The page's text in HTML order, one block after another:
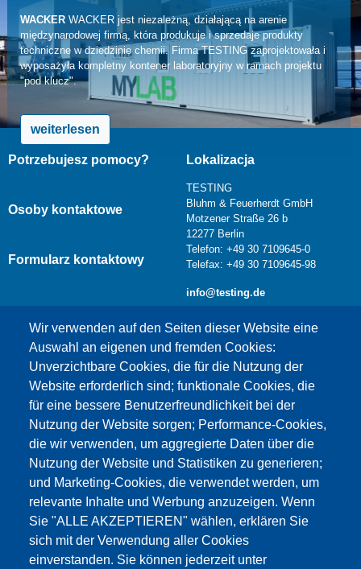
WACKERWACKER jest niezależną, działającą na arenie
międzynarodowej firmą, która produkuje i sprzedaje produkty
techniczne w dziedzinie chemii. Firma TESTING zaprojektowała i
wyposażyła kompletny kontener laboratoryjny w ramach projektu
"pod klucz".
weiterlesen
Wir verwenden auf den Seiten dieser Website eine
Auswahl an eigenen und fremden Cookies:
Unverzichtbare Cookies, die für die Nutzung der
Website erforderlich sind; funktionale Cookies, die
für eine bessere Benutzerfreundlichkeit bei der
Nutzung der Website sorgen; Performance-Cookies,
die wir verwenden, um aggregierte Daten über die
Nutzung der Website und Statistiken zu generieren;
und Marketing-Cookies, die verwendet werden, um
relevante Inhalte und Werbung anzuzeigen. Wenn
Sie "ALLE AKZEPTIEREN" wählen, erklären Sie
sich mit der Verwendung aller Cookies
einverstanden. Sie können jederzeit unter
Potrzebujesz pomocy?
Osoby kontaktowe
Formularz kontaktowy
Lokalizacja
TESTING
Bluhm & Feuerherdt GmbH
Motzener Straße 26 b
12277 Berlin
Telefon: +49 30 7109645-0
Telefax: +49 30 7109645-98
info@testing.de
Dieser Inhalt ist blockiert, da die Google Maps
Cookies nicht akzeptiert wurden.
NUR DIE GOOGLE MAPS COOKIES
AKZEPTIEREN.
Alle Cookies akzeptieren